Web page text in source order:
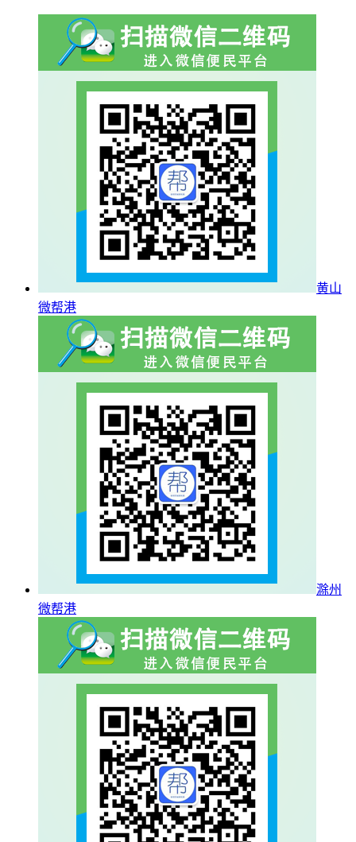
黄山
微帮港
滁州
微帮港